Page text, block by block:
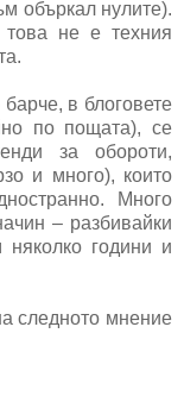
объркал нулите).
не е техния
в блоговете
по пощата), се
за обороти,
и много), които
Много
– разбивайки
няколко години и
следното мнение